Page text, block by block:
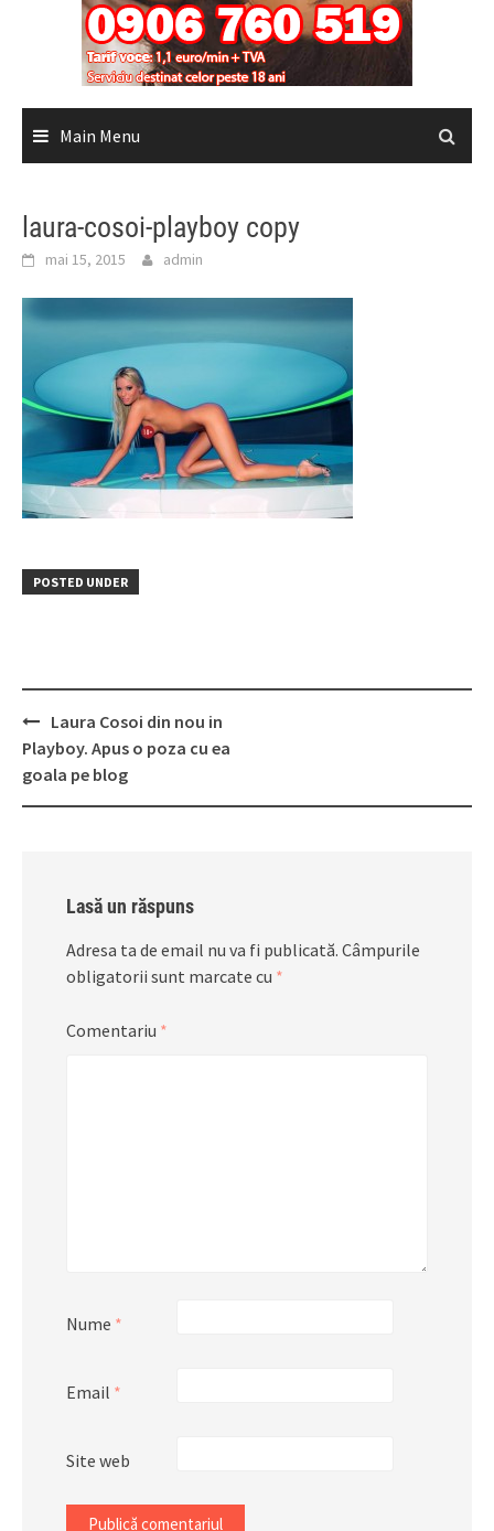
Main Menu
laura-cosoi-playboy copy
mai 15, 2015 admin
POSTED UNDER
Post
navigation
Laura Cosoi din nou in
Playboy. Apus o poza cu ea
goala pe blog
Lasă un răspuns
Adresa ta de email nu va fi publicată. Câmpurile
obligatorii sunt marcate cu *
Comentariu *
Nume *
Email *
Site web